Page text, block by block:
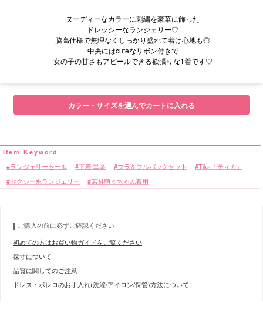
ヌーディーなカラーに刺繍を豪華に飾った
ドレッシーなランジェリー♡
脇高仕様で無理なくしっかり盛れて着け心地も◎
中央にはcuteなリボン付きで
女の子の甘さもアピールできる欲張りな1着です♡
■サイズ
カラー・サイズを選んでカートに入れる
ランジェリーセール 下着 黒系 ブラ＆フルバックセット Tika「ティカ」
セクシー系ランジェリー 若林萌々ちゃん着用
ご購入の前に必ずご確認ください
初めての方はお買い物ガイドをご覧ください
採寸について
品質に関してのご注意
ドレス・ボレロのお手入れ(洗濯/アイロン/保管)方法について